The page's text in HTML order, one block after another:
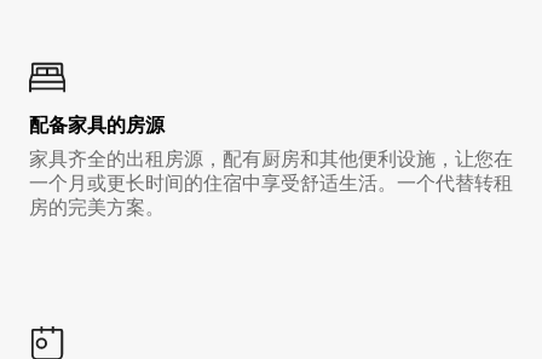
配备家具的房源
家具齐全的出租房源，配有厨房和其他便利设施，让您在
一个月或更长时间的住宿中享受舒适生活。一个代替转租
房的完美方案。